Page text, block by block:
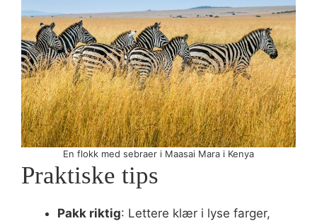
En flokk med sebraer i Maasai Mara i Kenya
Praktiske tips
Pakk riktig: Lettere klær i lyse farger,